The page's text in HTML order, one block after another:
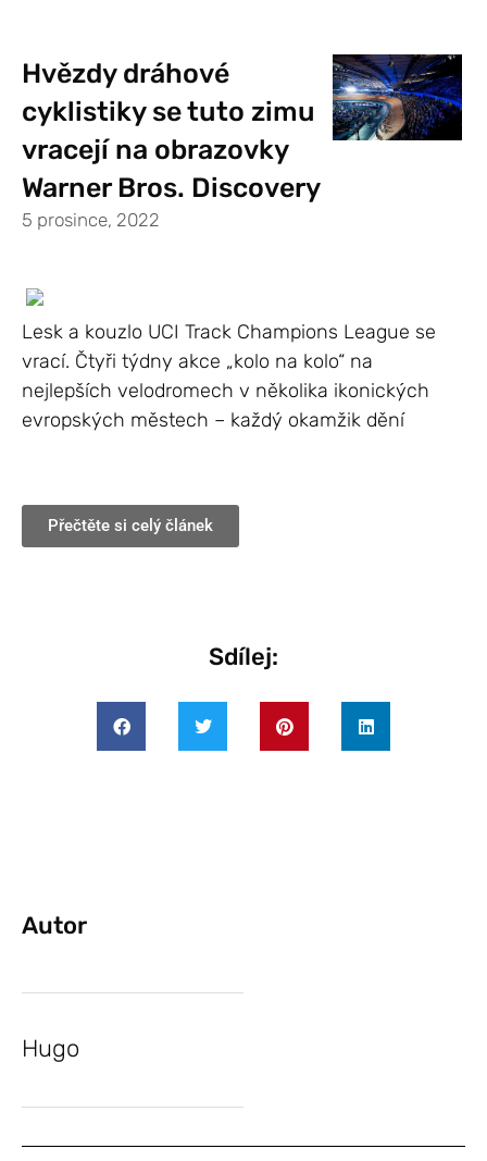
Hvězdy dráhové
cyklistiky se tuto zimu
vracejí na obrazovky
Warner Bros. Discovery
5 prosince, 2022
Lesk a kouzlo UCI Track Champions League se
vrací. Čtyři týdny akce „kolo na kolo“ na
nejlepších velodromech v několika ikonických
evropských městech – každý okamžik dění
Přečtěte si celý článek
Sdílej:
Autor
Hugo